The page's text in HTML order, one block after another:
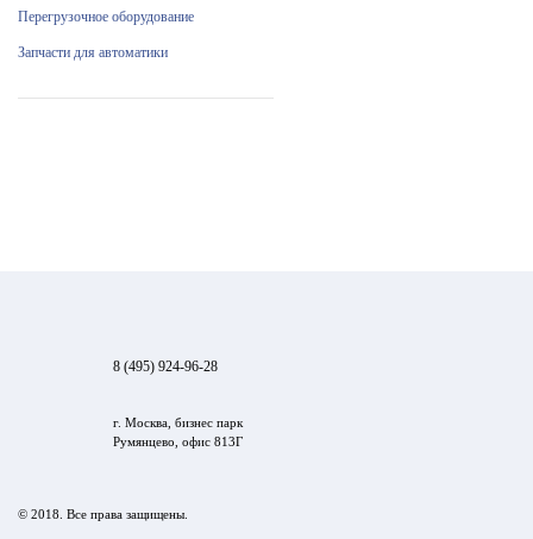
Перегрузочное оборудование
Запчасти для автоматики
8 (495) 924-96-28
г. Москва, бизнес парк
Румянцево, офис 813Г
© 2018. Все права защищены.